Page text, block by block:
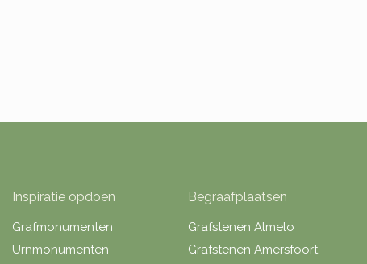
Inspiratie opdoen
Grafmonumenten
Urnmonumenten
Begraafplaatsen
Grafstenen Almelo
Grafstenen Amersfoort